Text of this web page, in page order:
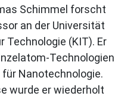
Schimmel forscht
an der Universität
Technologie (KIT). Er
Technologien
Nanotechnologie.
wurde er wiederholt